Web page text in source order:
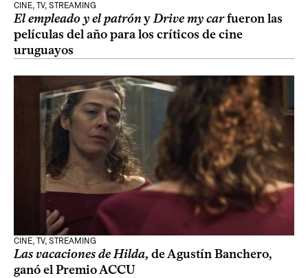
CINE, TV, STREAMING
El empleado y el patrónyDrive my carfueron las
películas del año para los críticos de cine
uruguayos
CINE, TV, STREAMING
Las vacaciones de Hilda, de Agustín Banchero,
ganó el Premio ACCU